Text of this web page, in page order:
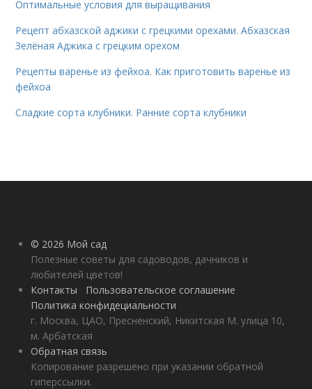
Оптимальные условия для выращивания
Рецепт абхазской аджики с грецкими орехами. Абхазская
Зелёная Аджика с грецким орехом
Рецепты варенье из фейхоа. Как приготовить варенье из
фейхоа
Сладкие сорта клубники. Ранние сорта клубники
© 2026 Мой сад
Полезные советы для садоводов, дачников и
любителей цветов!
Контакты
Пользовательское соглашение
Политика конфидециальности
г. Москва, ЦАО, Пресненский, Никитская М. улица 10,
м. Арбатская
Обратная связь
Копирование разрешено при указании обратной
гиперссылки.